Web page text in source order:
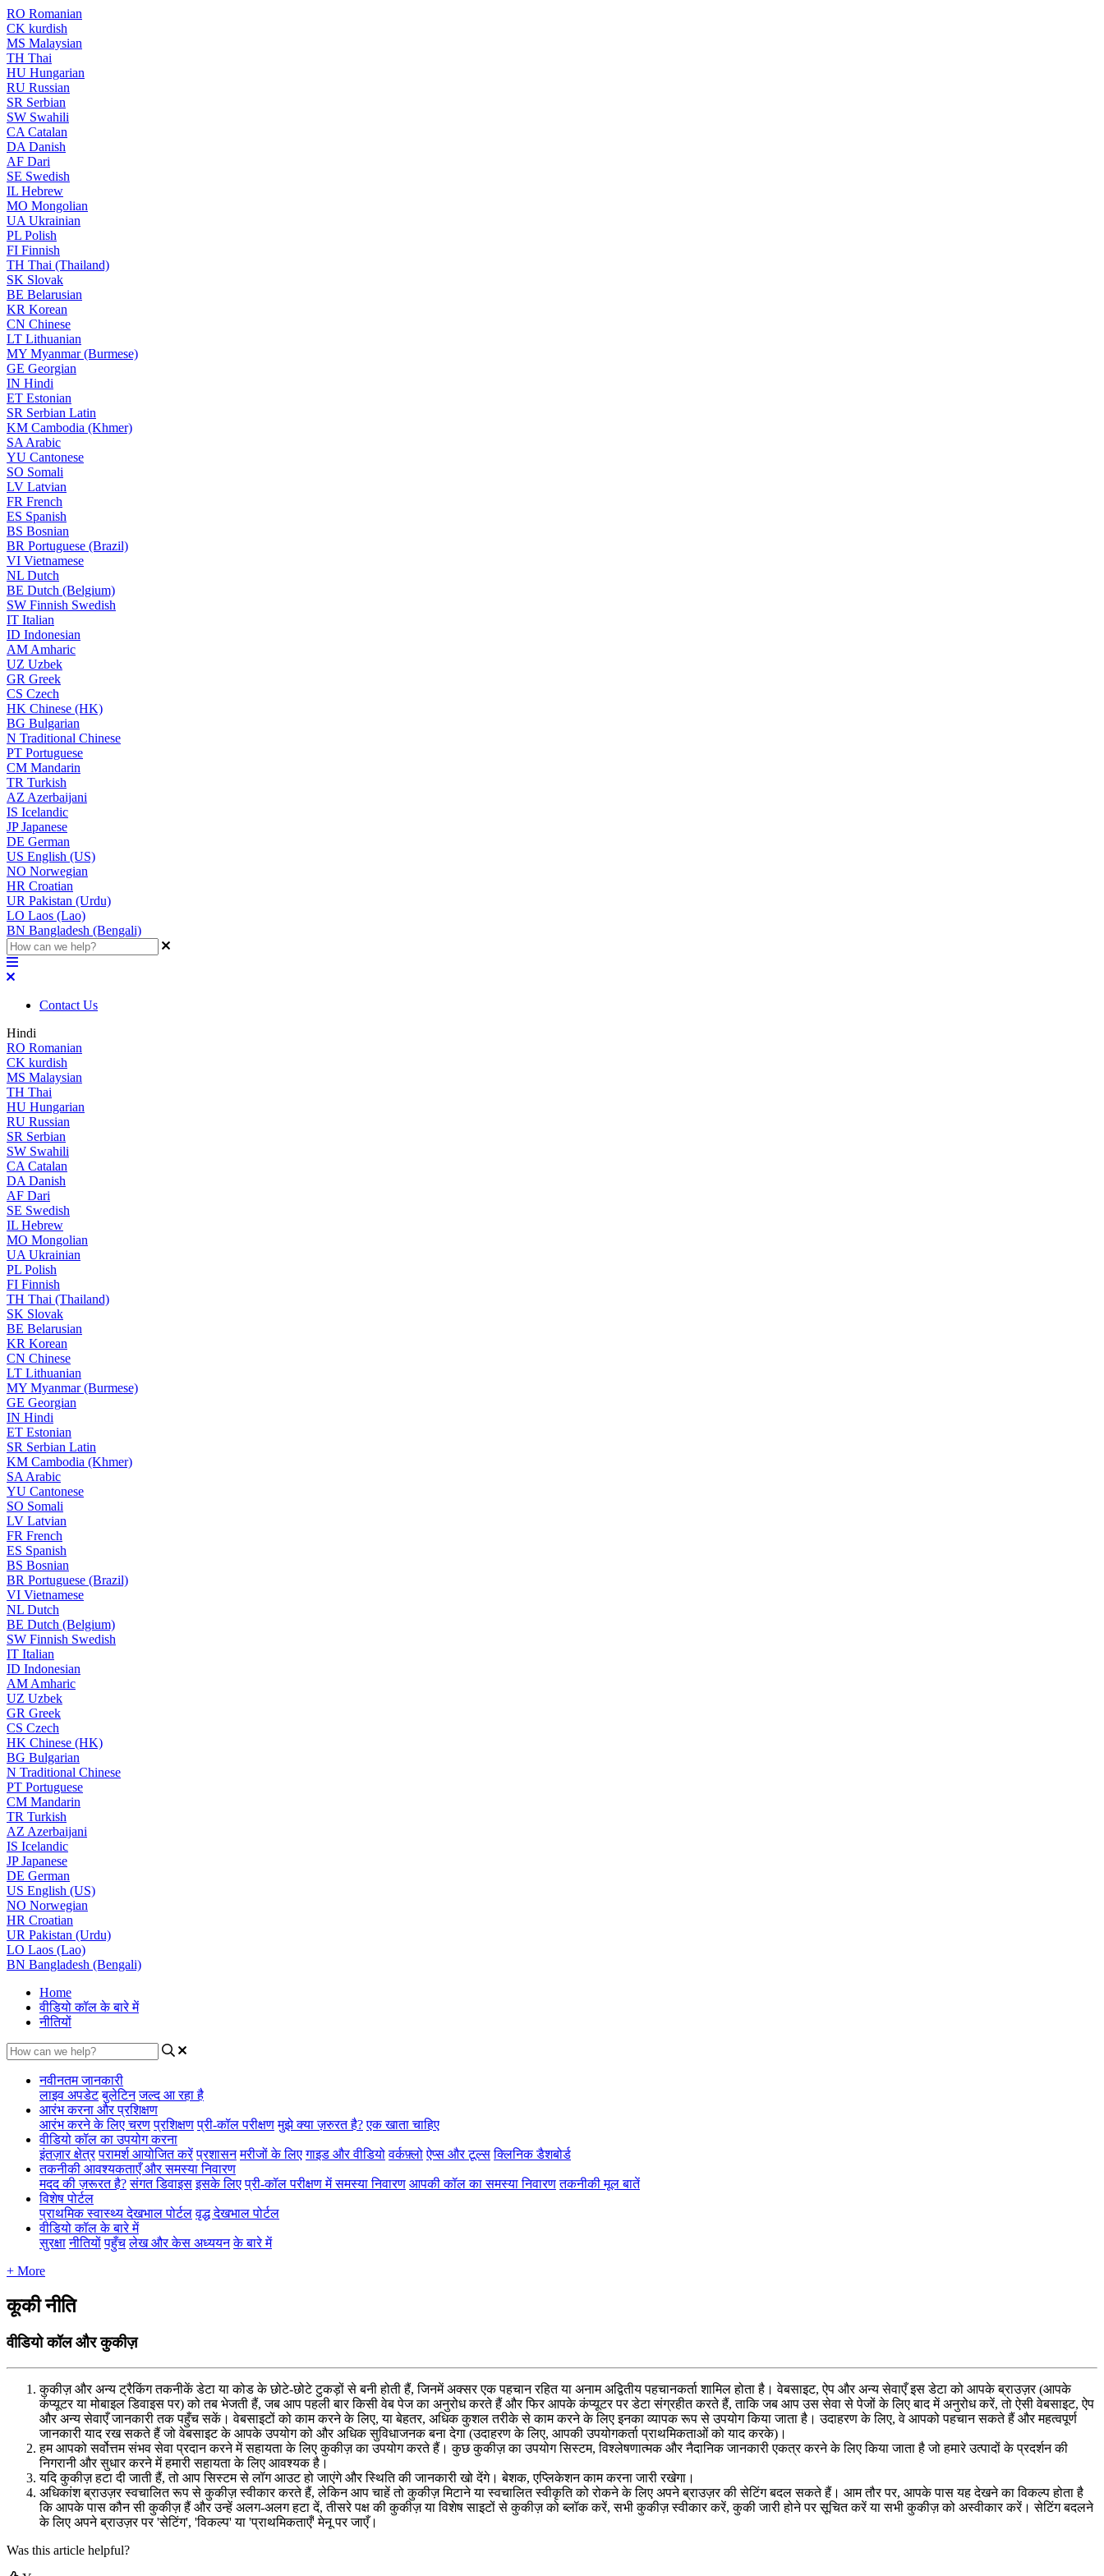
RO Romanian
CK kurdish
MS Malaysian
TH Thai
HU Hungarian
RU Russian
SR Serbian
SW Swahili
CA Catalan
DA Danish
AF Dari
SE Swedish
IL Hebrew
MO Mongolian
UA Ukrainian
PL Polish
FI Finnish
TH Thai (Thailand)
SK Slovak
BE Belarusian
KR Korean
CN Chinese
LT Lithuanian
MY Myanmar (Burmese)
GE Georgian
IN Hindi
ET Estonian
SR Serbian Latin
KM Cambodia (Khmer)
SA Arabic
YU Cantonese
SO Somali
LV Latvian
FR French
ES Spanish
BS Bosnian
BR Portuguese (Brazil)
VI Vietnamese
NL Dutch
BE Dutch (Belgium)
SW Finnish Swedish
IT Italian
ID Indonesian
AM Amharic
UZ Uzbek
GR Greek
CS Czech
HK Chinese (HK)
BG Bulgarian
N Traditional Chinese
PT Portuguese
CM Mandarin
TR Turkish
AZ Azerbaijani
IS Icelandic
JPJapanese
DE German
US English (US)
NO Norwegian
HR Croatian
UR Pakistan (Urdu)
LO Laos (Lao)
BN Bangladesh (Bengali)
Contact Us
Hindi
RO Romanian
CK kurdish
MS Malaysian
TH Thai
HU Hungarian
RU Russian
SR Serbian
SW Swahili
CA Catalan
DA Danish
AF Dari
SE Swedish
IL Hebrew
MO Mongolian
UA Ukrainian
PL Polish
FI Finnish
TH Thai (Thailand)
SK Slovak
BE Belarusian
KR Korean
CN Chinese
LT Lithuanian
MY Myanmar (Burmese)
GE Georgian
IN Hindi
ET Estonian
SR Serbian Latin
KM Cambodia (Khmer)
SA Arabic
YU Cantonese
SO Somali
LV Latvian
FR French
ES Spanish
BS Bosnian
BR Portuguese (Brazil)
VI Vietnamese
NL Dutch
BE Dutch (Belgium)
SW Finnish Swedish
IT Italian
ID Indonesian
AM Amharic
UZ Uzbek
GR Greek
CS Czech
HK Chinese (HK)
BG Bulgarian
N Traditional Chinese
PT Portuguese
CM Mandarin
TR Turkish
AZ Azerbaijani
IS Icelandic
JPJapanese
DE German
US English (US)
NO Norwegian
HR Croatian
UR Pakistan (Urdu)
LO Laos (Lao)
BN Bangladesh (Bengali)
Home
वीडियो कॉल के बारे में
नीतियों
नवीनतम जानकारी
लाइव अपडेट बुलेटिन जल्द आ रहा है
आरंभ करना और प्रशिक्षण
आरंभ करने के लिए चरण प्रशिक्षण प्री-कॉल परीक्षण मुझे क्या ज़रुरत है? एक खाता चाहिए
वीडियो कॉल का उपयोग करना
इंतज़ार क्षेत्र परामर्श आयोजित करें प्रशासन मरीजों के लिए गाइड और वीडियो वर्कफ़्लो ऐप्स और टूल्स क्लिनिक डैशबोर्ड
तकनीकी आवश्यकताएँ और समस्या निवारण
मदद की ज़रूरत है? संगत डिवाइस इसके लिए प्री-कॉल परीक्षण में समस्या निवारण आपकी कॉल का समस्या निवारण तकनीकी मूल बातें
विशेष पोर्टल
प्राथमिक स्वास्थ्य देखभाल पोर्टल वृद्ध देखभाल पोर्टल
वीडियो कॉल के बारे में
सुरक्षा नीतियों पहुँच लेख और केस अध्ययन के बारे में
+ More
कूकी नीति
वीडियो कॉल और कुकीज़
ककज और अनय टरकग तकनक डट य कड क छट-छट टकड स बन हत ह, जनम अकसर एक पहचन रहत य अनम अदतय पहचनकर शमल हत ह । वबसइट, ऐप और अनय सवए इस डट क आपक बरउजर (आपक
कपयटर य मबइल डवइस पर) क तब भजत ह, जब आप पहल बर कस वब पज क अनरध करत ह और फर आपक कपयटर पर डट सगरहत करत ह, तक जब आप उस सव स पज क लए बद म अनरध कर, त ऐस वबसइट, ऐप
और अनय सवए जनकर तक पहच सक। वबसइट क कम करन क लए, य बहतर, अधक कशल तरक स कम करन क लए इनक वयपक रप स उपयग कय जत ह । उदहरण क लए, व आपक पहचन सकत ह और महतवपर
जनकर यद रख सकत ह ज वबसइट क आपक उपयग क और अधक सवधजनक बन दग (उदहरण क लए, आपक उपयगकर परथमकतओ क यद करक) ।
हम आपक सरतम सभव सव परदन करन म सहयत क लए ककज क उपयग करत ह । कछ ककज क उपयग ससटम, वशलषणतमक और नदनक जनकर एकतर करन क लए कय जत ह ज हमर उतपद क परदरन क
नगरन और सधर करन म हमर सहयत क लए आवशयक ह ।
यद ककज हट द जत ह, त आप ससटम स लग आउट ह जएग और सत क जनकर ख दग। बशक, एपकशन कम करन जर रखग ।
अधकश बरउजर सवचलत रप स ककज सवकर करत ह, लकन आप चह त ककज मटन य सवचलत सवकत क रकन क लए अपन बरउजर क सटग बदल सकत ह । आम तर पर, आपक पस यह दखन क वकलप हत ह
क आपक पस कन स ककज ह और उनह अलग-अलग हट द, तसर पक क ककज य वशष सइट स ककज क बलक कर, सभ ककज सवकर कर, कक जर हन पर सचत कर य सभ ककज क असवकर कर। सटग बदलन
क लए अपन बरउजर पर 'सटग', 'वकलप' य 'परथमकतए' मन पर जए।
Was this article helpful?